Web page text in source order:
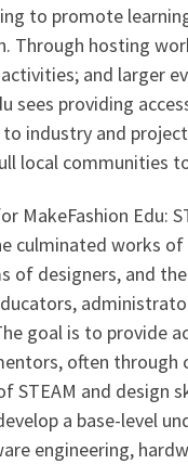
to promote
Through hosting
and larger
sees providing
industry and
local communities
MakeFashion Edu:
culminated works
of designers, and
goal is to provide
often through
STEAM and design
a base-level
engineering,